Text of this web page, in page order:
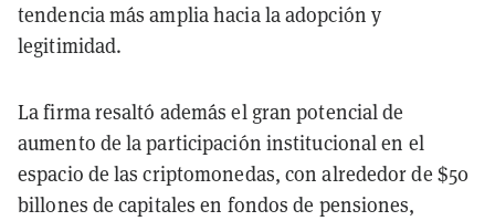
tendencia más amplia hacia la adopción y
legitimidad.
La firma resaltó además el gran potencial de
aumento de la participación institucional en el
espacio de las criptomonedas, con alrededor de $50
billones de capitales en fondos de pensiones,